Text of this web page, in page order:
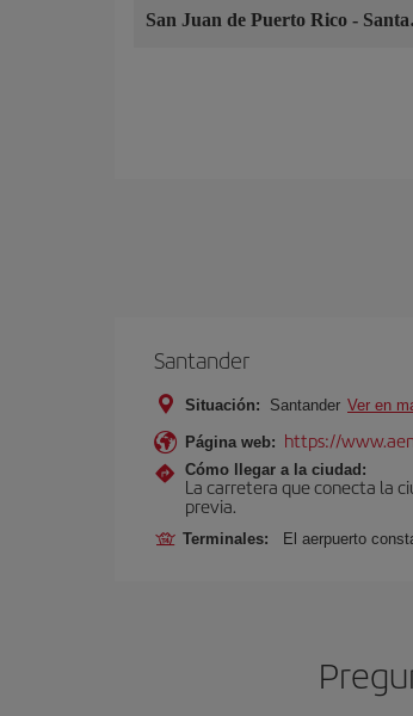
San Juan de Puerto Rico - Santander
Santander
Situación: Santander Ver en
Página web: https://
Cómo llegar a la ciudad:
La carretera que conecta la
previa.
Terminales: El aerpuerto